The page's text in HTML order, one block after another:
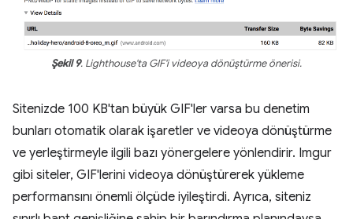
Şekil 9. Lighthouse'ta GIF'i videoya dönüştürme önerisi.
Sitenizde 100 KB'tan büyük GIF'ler varsa bu denetim
bunları otomatik olarak işaretler ve videoya dönüştürme
ve yerleştirmeyle ilgili bazı yönergelere yönlendirir. Imgur
gibi siteler, GIF'lerini videoya dönüştürerek yükleme
performansını önemli ölçüde iyileştirdi. Ayrıca, siteniz